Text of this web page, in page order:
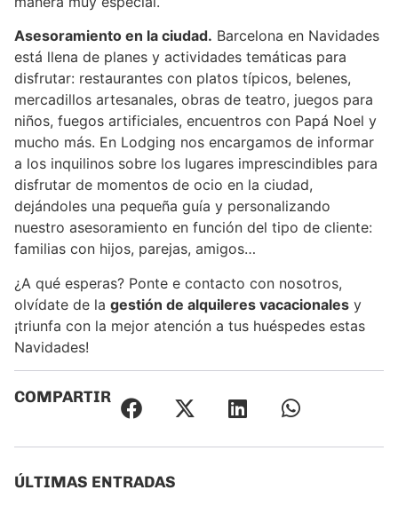
Asesoramiento en la ciudad. Barcelona en Navidades
está llena de planes y actividades temáticas para
disfrutar: restaurantes con platos típicos, belenes,
mercadillos artesanales, obras de teatro, juegos para
niños, fuegos artificiales, encuentros con Papá Noel y
mucho más. En Lodging nos encargamos de informar
a los inquilinos sobre los lugares imprescindibles para
disfrutar de momentos de ocio en la ciudad,
dejándoles una pequeña guía y personalizando
nuestro asesoramiento en función del tipo de cliente:
familias con hijos, parejas, amigos…
¿A qué esperas? Ponte e contacto con nosotros,
olvídate de la gestión de alquileres vacacionales y
¡triunfa con la mejor atención a tus huéspedes estas
Navidades!
COMPARTIR
ÚLTIMAS ENTRADAS